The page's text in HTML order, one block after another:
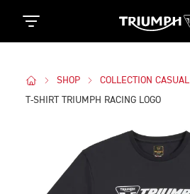
SHOP COLLECTION CASUAL
T-SHIRT TRIUMPH RACING LOGO